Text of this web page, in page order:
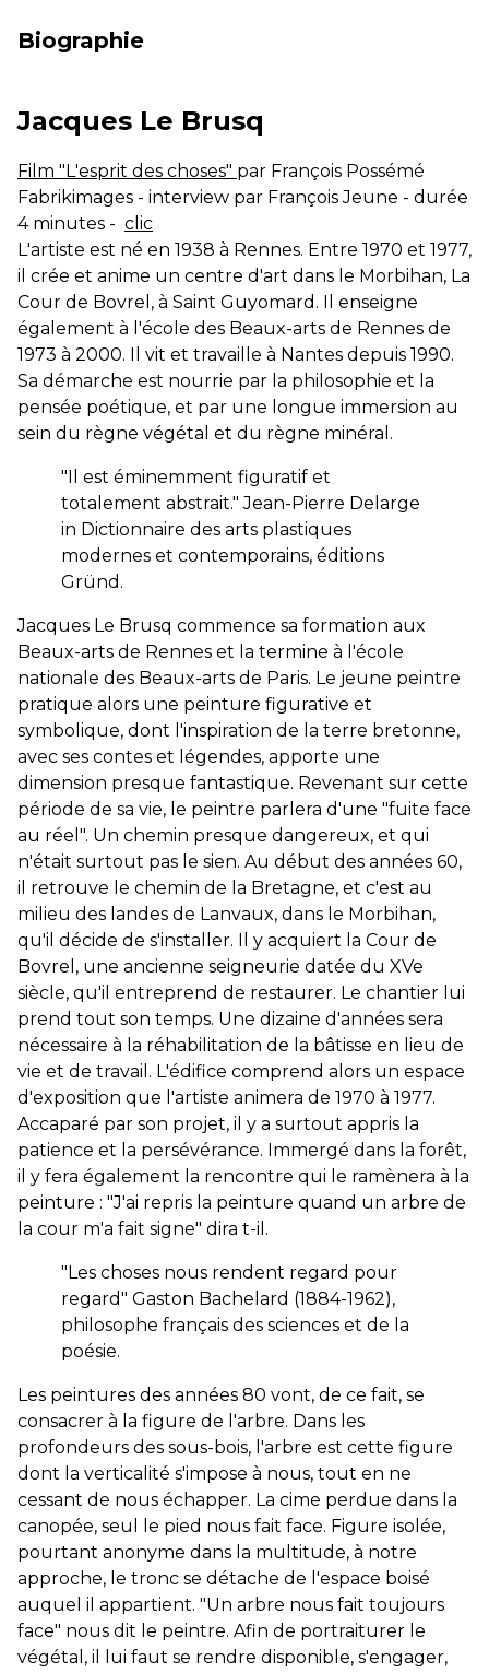
Biographie
Jacques Le Brusq
Film "L'esprit des choses" par François Possémé
Fabrikimages - interview par François Jeune - durée
4 minutes - clic
L'artiste est né en 1938 à Rennes. Entre 1970 et 1977,
il crée et anime un centre d'art dans le Morbihan, La
Cour de Bovrel, à Saint Guyomard. Il enseigne
également à l'école des Beaux-arts de Rennes de
1973 à 2000. Il vit et travaille à Nantes depuis 1990.
Sa démarche est nourrie par la philosophie et la
pensée poétique, et par une longue immersion au
sein du règne végétal et du règne minéral.
"Il est éminemment figuratif et
totalement abstrait." Jean-Pierre Delarge
in Dictionnaire des arts plastiques
modernes et contemporains, éditions
Gründ.
Jacques Le Brusq commence sa formation aux
Beaux-arts de Rennes et la termine à l'école
nationale des Beaux-arts de Paris. Le jeune peintre
pratique alors une peinture figurative et
symbolique, dont l'inspiration de la terre bretonne,
avec ses contes et légendes, apporte une
dimension presque fantastique. Revenant sur cette
période de sa vie, le peintre parlera d'une "fuite face
au réel". Un chemin presque dangereux, et qui
n'était surtout pas le sien. Au début des années 60,
il retrouve le chemin de la Bretagne, et c'est au
milieu des landes de Lanvaux, dans le Morbihan,
qu'il décide de s'installer. Il y acquiert la Cour de
Bovrel, une ancienne seigneurie datée du XVe
siècle, qu'il entreprend de restaurer. Le chantier lui
prend tout son temps. Une dizaine d'années sera
nécessaire à la réhabilitation de la bâtisse en lieu de
vie et de travail. L'édifice comprend alors un espace
d'exposition que l'artiste animera de 1970 à 1977.
Accaparé par son projet, il y a surtout appris la
patience et la persévérance. Immergé dans la forêt,
il y fera également la rencontre qui le ramènera à la
peinture : "J'ai repris la peinture quand un arbre de
la cour m'a fait signe" dira t-il.
"Les choses nous rendent regard pour
regard" Gaston Bachelard (1884-1962),
philosophe français des sciences et de la
poésie.
Les peintures des années 80 vont, de ce fait, se
consacrer à la figure de l'arbre. Dans les
profondeurs des sous-bois, l'arbre est cette figure
dont la verticalité s'impose à nous, tout en ne
cessant de nous échapper. La cime perdue dans la
canopée, seul le pied nous fait face. Figure isolée,
pourtant anonyme dans la multitude, à notre
approche, le tronc se détache de l'espace boisé
auquel il appartient. "Un arbre nous fait toujours
face" nous dit le peintre. Afin de portraiturer le
végétal, il lui faut se rendre disponible, s'engager,